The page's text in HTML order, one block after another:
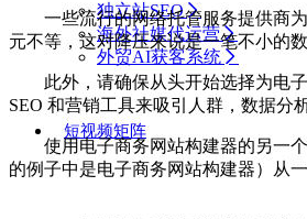
独立站SEO
海外社媒代运营
外贸AI获客系统
短视频矩阵
一些流行的网络托管服务提供商为
元不等，这对降压来说是一笔不小的数
此外，请确保从头开始选择为电子
SEO 和营销工具来吸引人群，数据分
使用电子商务网站构建器的另一个
的例子中是电子商务网站构建器）从